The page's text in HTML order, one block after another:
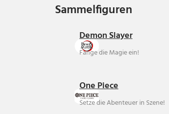
Sammelfiguren
Demon Slayer
Fange die Magie ein!
One Piece
Setze die Abenteuer in Szene!